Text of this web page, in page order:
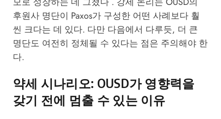
후원사 명단이 Paxos가 구성한 어떤 사례보다 훨
씬 크다는 데 있다. 다만 다음에서 다루듯, 더 큰
명단도 여전히 정체될 수 있다는 점은 주의해야 한
다.
약세 시나리오: OUSD가 영향력을
갖기 전에 멈출 수 있는 이유